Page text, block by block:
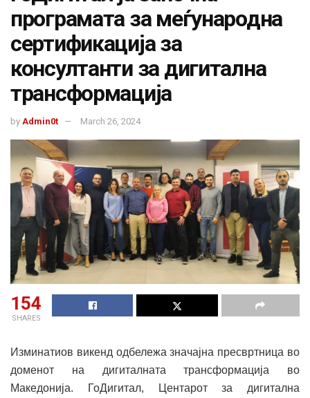
програмата за меѓународна
сертификација за
консултанти за дигитална
трансформација
by Admin0t March 26, 2024
154
SHARES
Изминатиов викенд одбележа значајна пресвртница во
доменот на дигиталната трансформација во
Македонија. ГоДигитал, Центарот за дигитална